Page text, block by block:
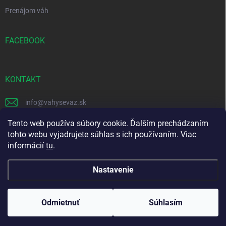
Tento web používa súbory cookie. Ďalším prechádzaním
tohto webu vyjadrujete súhlas s ich používaním. Viac
informácií tu.
Nastavenie
Odmietnuť Súhlasím
Prenájom váh
FACEBOOK
KONTAKT
info@vahysevaz.sk
+421 914 256 006
Facebook
Vytvoril Shoptet
Copyright 2026vahysevaz.sk. Všetky práva vyhradené.Upraviť nastavenie